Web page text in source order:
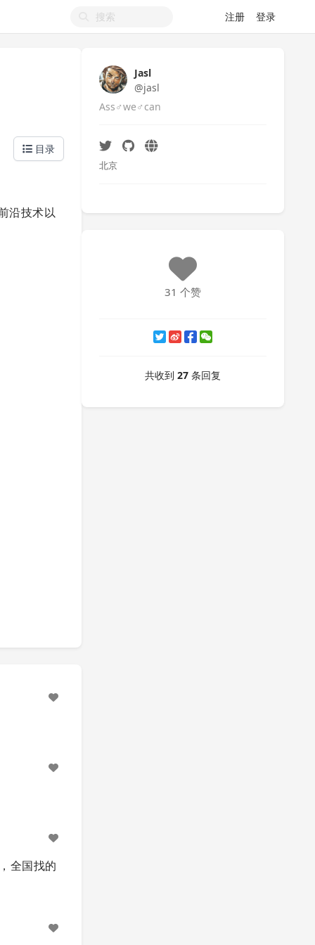
注册 登录
目录
沿技术以
全国找的
Jasl
@jasl
Ass♂we♂can
北京
31 个赞
共收到 27 条回复